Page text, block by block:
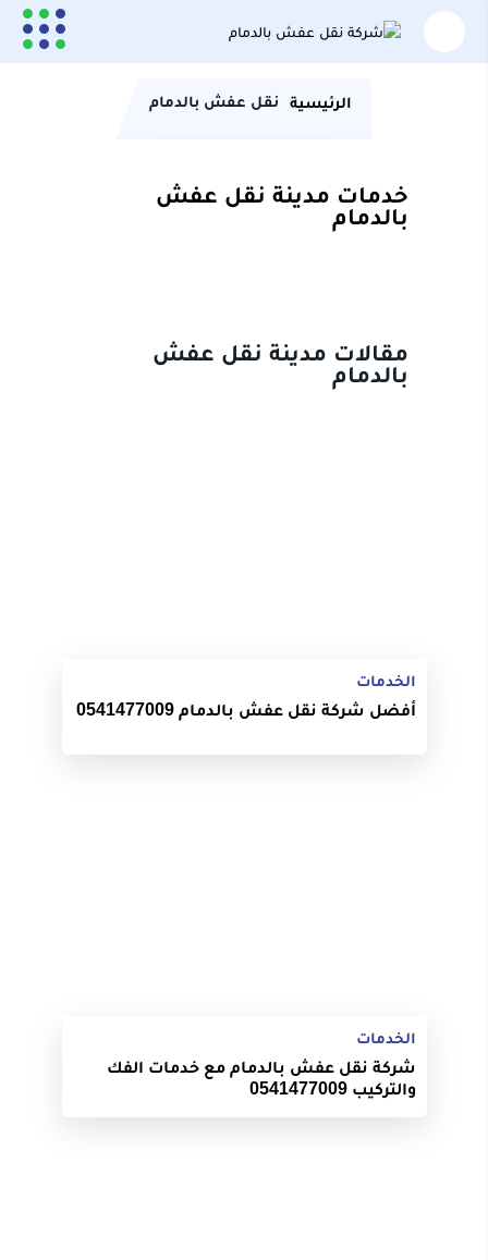
الرئيسية نقل عفش بالدمام
خدمات مدينة نقل عفش
بالدمام
مقالات مدينة نقل عفش
بالدمام
الخدمات
أفضل شركة نقل عفش بالدمام 0541477009
الخدمات
شركة نقل عفش بالدمام مع خدمات الفك
والتركيب 0541477009